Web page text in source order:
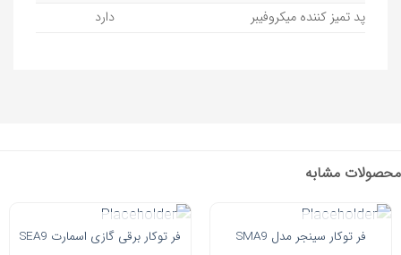
پد تمیز کننده میکروفیبر
دارد
محصولات مشابه
در انبار موجود نمی باشد
فر توکار سینجر مدل SMA9
در انبار موجود نمی باشد
فر توکار برقی گازی اسمارت SEA9